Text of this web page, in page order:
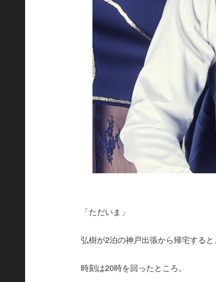
「ただいま」
弘樹が2泊の神戸出張から帰宅する
時刻は20時を回ったところ。